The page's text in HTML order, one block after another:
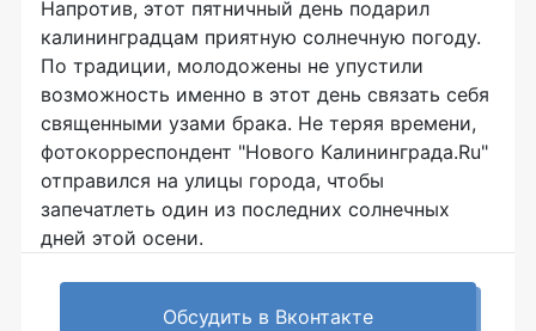
Напротив, этот пятничный день подарил
калининградцам приятную солнечную погоду.
По традиции, молодожены не упустили
возможность именно в этот день связать себя
священными узами брака. Не теряя времени,
фотокорреспондент "Нового Калининграда.Ru"
отправился на улицы города, чтобы
запечатлеть один из последних солнечных
дней этой осени.
Обсудить в Вконтакте